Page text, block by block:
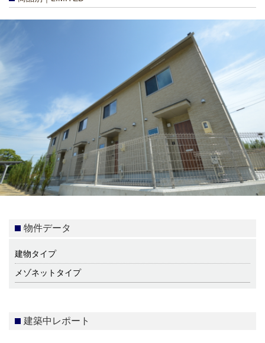
物件データ
建物タイプ
メゾネットタイプ
建築中レポート